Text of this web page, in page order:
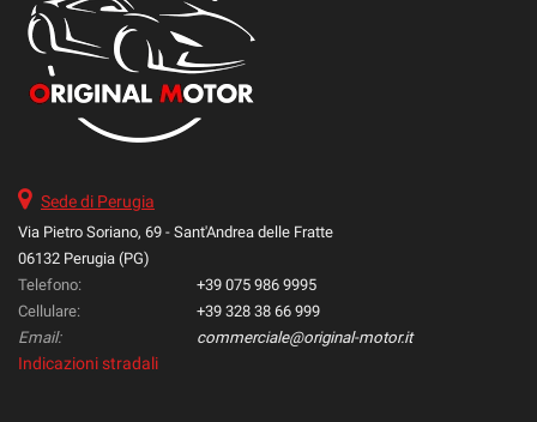
Sede di Perugia
Via Pietro Soriano, 69 - Sant'Andrea delle Fratte
06132 Perugia (PG)
Telefono:
+39 075 986 9995
Cellulare:
+39 328 38 66 999
Email:
commerciale@original-motor.it
Indicazioni stradali